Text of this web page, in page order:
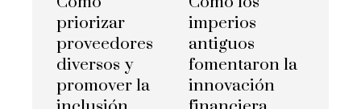
priorizar
proveedores
diversos y
promover la
imperios
antiguos
fomentaron la
innovación